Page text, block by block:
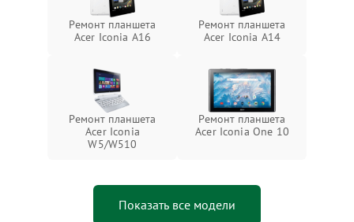
Ремонт планшета
Acer Iconia A16
Ремонт планшета
Acer Iconia A14
Ремонт планшета
Acer Iconia
W5/W510
Ремонт планшета
Acer Iconia One 10
Показать все модели